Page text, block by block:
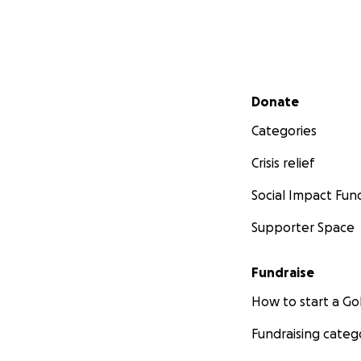
Secondary menu
Donate
Categories
Crisis relief
Social Impact
Supporter Space
Fundraise
How to start a
Fundraising